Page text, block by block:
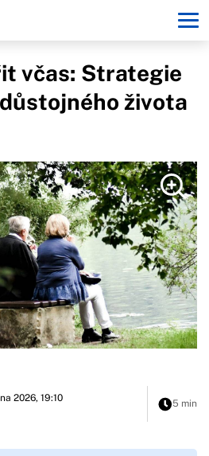
včas: Strategie
života
2026, 19:10
5 min